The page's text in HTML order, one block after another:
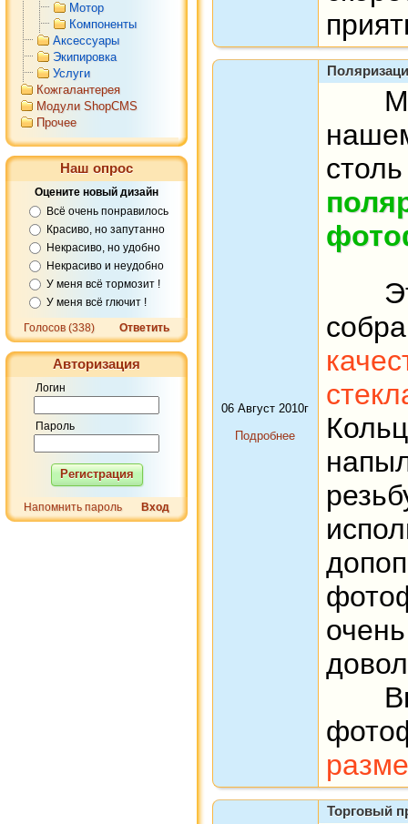
Мотор
Компоненты
Аксессуары
Экипировка
Услуги
Кожгалантерея
Модули ShopCMS
Прочее
Наш опрос
Оцените новый дизайн
Всё очень понравилось
Красиво, но запутанно
Некрасиво, но удобно
Некрасиво и неудобно
У меня всё тормозит !
У меня всё глючит !
Голосов (338)
Ответить
Авторизация
Логин
Пароль
Регистрация
Напомнить пароль Вход
06 Август 2010г
Подробнее
Мы
Вы
Торговый